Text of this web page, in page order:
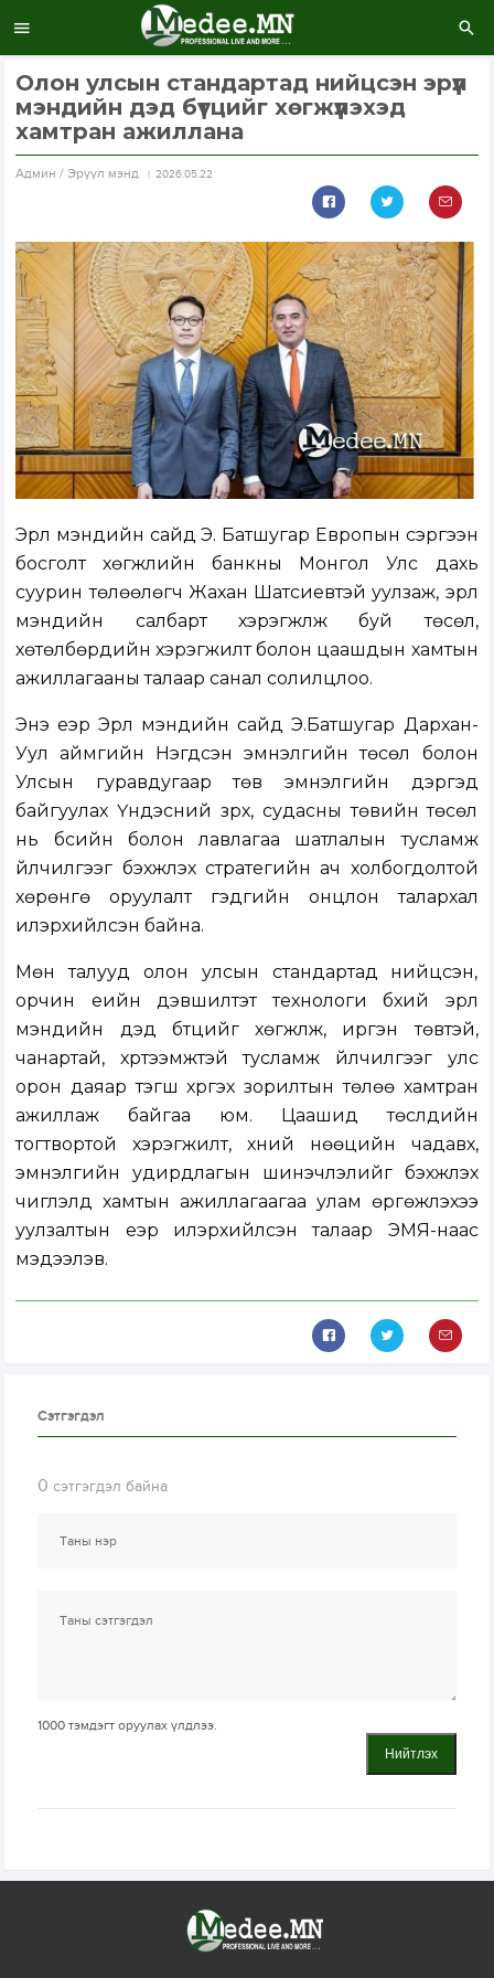
Олон улсын стандартад нийцсэн эрүүл
мэндийн дэд бүтцийг хөгжүүлэхэд
хамтран ажиллана
Aдмин / Эрүүл мэнд 2026.05.22
Эрүүл мэндийн сайд Э. Батшугар Европын сэргээн
босголт хөгжлийн банкны Монгол Улс дахь
суурин төлөөлөгч Жахан Шатсиевтэй уулзаж, эрүүл
мэндийн салбарт хэрэгжүүлж буй төсөл,
хөтөлбөрүүдийн хэрэгжилт болон цаашдын хамтын
ажиллагааны талаар санал солилцлоо.
Энэ үеэр Эрүүл мэндийн сайд Э.Батшугар Дархан-
Уул аймгийн Нэгдсэн эмнэлгийн төсөл болон
Улсын гуравдугаар төв эмнэлгийн дэргэд
байгуулах Үндэсний зүрх, судасны төвийн төсөл
нь бүсийн болон лавлагаа шатлалын тусламж
үйлчилгээг бэхжүүлэх стратегийн ач холбогдолтой
хөрөнгө оруулалт гэдгийн онцлон талархал
илэрхийлсэн байна.
Мөн талууд олон улсын стандартад нийцсэн,
орчин үеийн дэвшилтэт технологи бүхий эрүүл
мэндийн дэд бүтцийг хөгжүүлж, иргэн төвтэй,
чанартай, хүртээмжтэй тусламж үйлчилгээг улс
орон даяар тэгш хүргэх зорилтын төлөө хамтран
ажиллаж байгаа юм. Цаашид төслүүдийн
тогтвортой хэрэгжилт, хүний нөөцийн чадавх,
эмнэлгийн удирдлагын шинэчлэлийг бэхжүүлэх
чиглэлд хамтын ажиллагаагаа улам өргөжүүлэхээ
уулзалтын үеэр илэрхийлсэн талаар ЭМЯ-наас
мэдээлэв.
Сэтгэгдэл
0 сэтгэгдэл байна
1000 тэмдэгт оруулах үлдлээ.
Нийтлэх